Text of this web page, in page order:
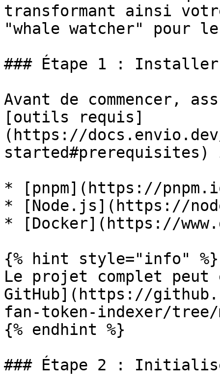
transformant ainsi
"whale watcher" pour
### Étape 1 :
Avant de commencer,
[outils requis]
(https://
* [pnpm](https://
* [Node.js](https://
* [Docker](https://
{% hint style="info" %}
Le projet complet
GitHub](https://
fan-token-indexer/
{% endhint %}
### Étape 2 :